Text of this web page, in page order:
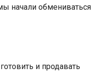
начали обмениваться
и продавать